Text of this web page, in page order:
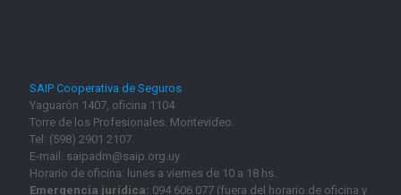
SAIP Cooperativa de Seguros
Yaguarón 1407, oficina 1104
Torre de los Profesionales. Montevideo.
Tel: (598) 2901 2107.
E-mail: saipadm@saip.org.uy
Horario de oficina: lunes a viernes de 10 a 18 hs.
Emergencia jurídica: 094 606 077 (fuera del horario de oficina y